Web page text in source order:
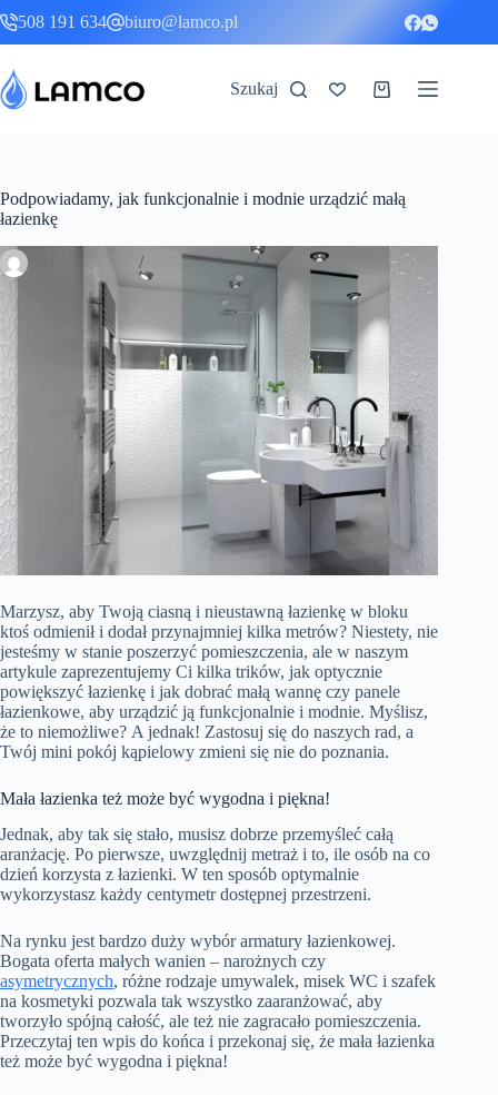
do
treści
508 191 634 biuro@lamco.pl
Szukaj Koszyk
Podpowiadamy, jak funkcjonalnie i modnie urządzić małą
łazienkę
7 maja, 2021 Porady
Marzysz, aby Twoją ciasną i nieustawną łazienkę w bloku
ktoś odmienił i dodał przynajmniej kilka metrów? Niestety, nie
jesteśmy w stanie poszerzyć pomieszczenia, ale w naszym
artykule zaprezentujemy Ci kilka trików, jak optycznie
powiększyć łazienkę i jak dobrać małą wannę czy panele
łazienkowe, aby urządzić ją funkcjonalnie i modnie. Myślisz,
że to niemożliwe? A jednak! Zastosuj się do naszych rad, a
Twój mini pokój kąpielowy zmieni się nie do poznania.
Mała łazienka też może być wygodna i piękna!
Jednak, aby tak się stało, musisz dobrze przemyśleć całą
aranżację. Po pierwsze, uwzględnij metraż i to, ile osób na co
dzień korzysta z łazienki. W ten sposób optymalnie
wykorzystasz każdy centymetr dostępnej przestrzeni.
Na rynku jest bardzo duży wybór armatury łazienkowej.
Bogata oferta małych wanien – narożnych czy
asymetrycznych, różne rodzaje umywalek, misek WC i szafek
na kosmetyki pozwala tak wszystko zaaranżować, aby
tworzyło spójną całość, ale też nie zagracało pomieszczenia.
Przeczytaj ten wpis do końca i przekonaj się, że mała łazienka
też może być wygodna i piękna!